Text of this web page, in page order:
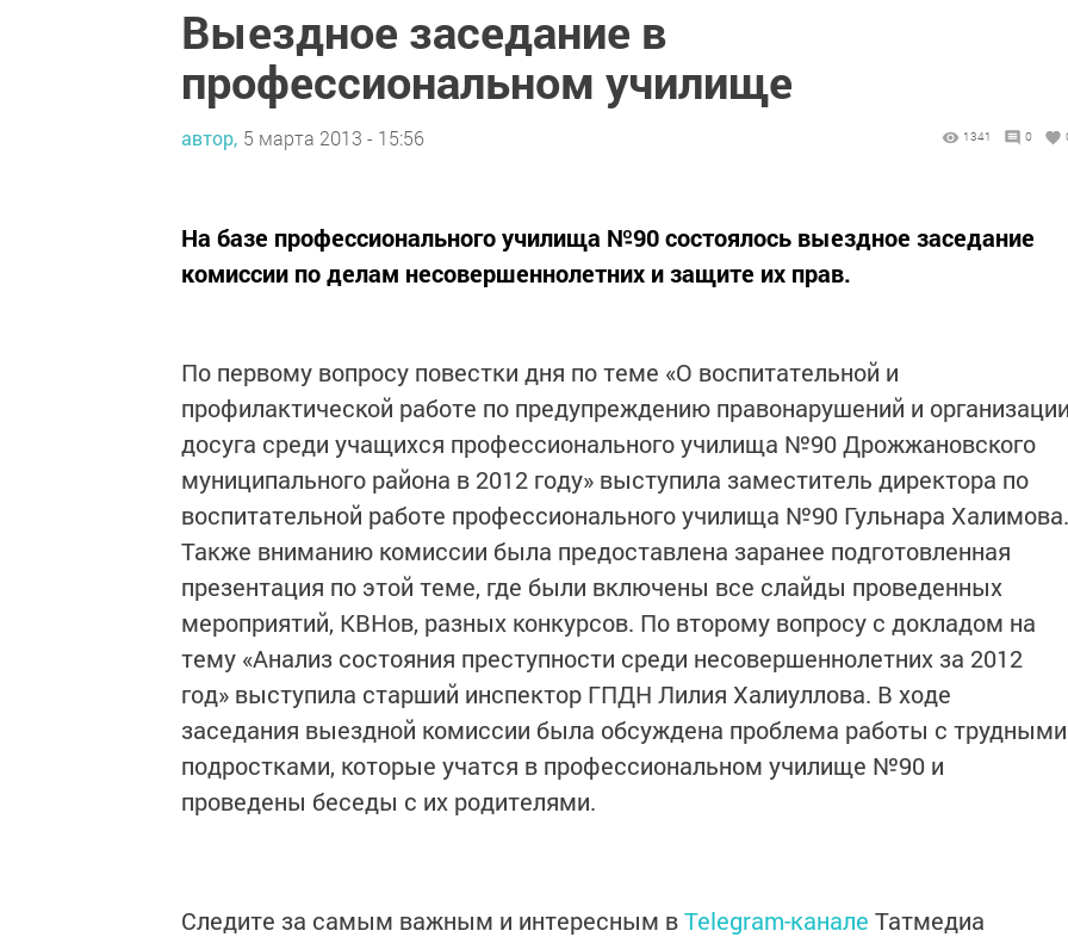
Выездное заседание в
профессиональном училище
автор, 5 марта 2013 - 15:56 1341 0
На базе профессионального училища №90 состоялось выездное заседание
комиссии по делам несовершеннолетних и защите их прав.
По первому вопросу повестки дня по теме «О воспитательной и
профилактической работе по предупреждению правонарушений и
досуга среди учащихся профессионального училища №90 Дрожжановского
муниципального района в 2012 году» выступила заместитель директора по
воспитательной работе профессионального училища №90 Гульнара Халимова.
Также вниманию комиссии была предоставлена заранее подготовленная
презентация по этой теме, где были включены все слайды проведенных
мероприятий, КВНов, разных конкурсов. По второму вопросу с докладом на
тему «Анализ состояния преступности среди несовершеннолетних за 2012
год» выступила старший инспектор ГПДН Лилия Халиуллова. В ходе
заседания выездной комиссии была обсуждена проблема работы с трудными
подростками, которые учатся в профессиональном училище №90 и
проведены беседы с их родителями.
Следите за самым важным и интересным вTelegram-канале Татмедиа